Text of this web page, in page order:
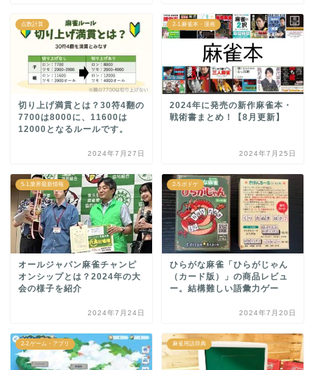
点数計算
切り上げ満貫とは？30符4翻の
7700は8000に、11600は
12000となるルールです。
2024年7月27日
2-1.麻雀本・漫画
2024年に発売の新作麻雀本・
戦術書まとめ！【8月更新】
2024年7月25日
5-1.業界最新情報
オールジャパン麻雀チャンピ
オンシップとは？2024年の大
会の様子を紹介
2024年7月24日
2-5.ボドゲ
ひらがな麻雀「ひらがじゃん
（カード版）」の商品レビュ
ー。結構難しい語彙力ゲー
2024年7月20日
2-2.ゲーム・アプリ 麻雀用語辞典